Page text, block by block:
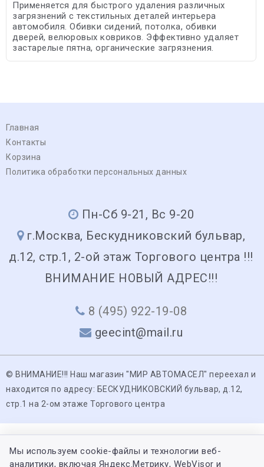
Применяется для быстрого удаления различных
загрязнений с текстильных деталей интерьера
автомобиля. Обивки сидений, потолка, обивки
дверей, велюровых ковриков. Эффективно удаляет
застарелые пятна, органические загрязнения.
Главная
Контакты
Корзина
Политика обработки персональных данных
Пн-Сб 9-21, Вс 9-20
г.Москва, Бескудниковский бульвар,
д.12, стр.1, 2-ой этаж Торгового центра !!!
ВНИМАНИЕ НОВЫЙ АДРЕС!!!
8 (495) 922-19-08
geecint@mail.ru
© ВНИМАНИЕ!!! Наш магазин "МИР АВТОМАСЕЛ" переехал и
находится по адресу: БЕСКУДНИКОВСКИЙ бульвар, д.12,
стр.1 на 2-ом этаже Торгового центра
Мы используем cookie-файлы и технологии веб-
аналитики, включая Яндекс.Метрику, WebVisor и